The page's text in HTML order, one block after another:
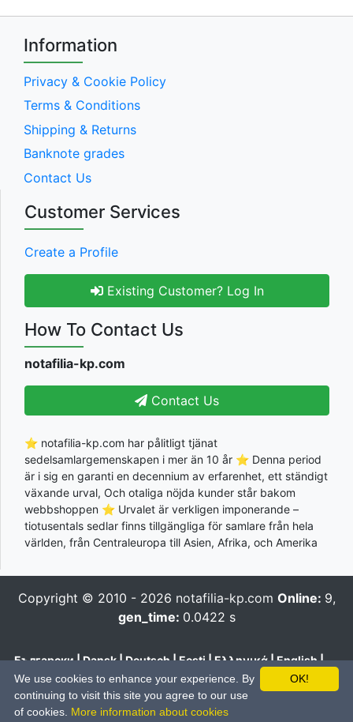
Information
Privacy & Cookie Policy
Terms & Conditions
Shipping & Returns
Banknote grades
Contact Us
Customer Services
Create a Profile
Existing Customer? Log In
How To Contact Us
notafilia-kp.com
Contact Us
⭐ notafilia-kp.com har pålitligt tjänat
sedelsamlargemenskapen i mer än 10 år ⭐ Denna period
är i sig en garanti en decennium av erfarenhet, ett ständigt
växande urval, Och otaliga nöjda kunder står bakom
webbshoppen ⭐ Urvalet är verkligen imponerande –
tiotusentals sedlar finns tillgängliga för samlare från hela
världen, från Centraleuropa till Asien, Afrika, och Amerika
Copyright © 2010 - 2026 notafilia-kp.com Online: 9,
gen_time: 0.0422 s
Български|Dansk|Deutsch|Eesti|Ελληνικά|English|
Español|Français|Hrvatski|Italiano|Latviešu Lietuvių
Magyar|Nederlands|Polski|Português|Română|Pусский
Slovenčina|Slovenski|Suomi| Svenska
OK!
We use cookies to enhance your experience. By
continuing to visit this site you agree to our use
of cookies. More information about cookies